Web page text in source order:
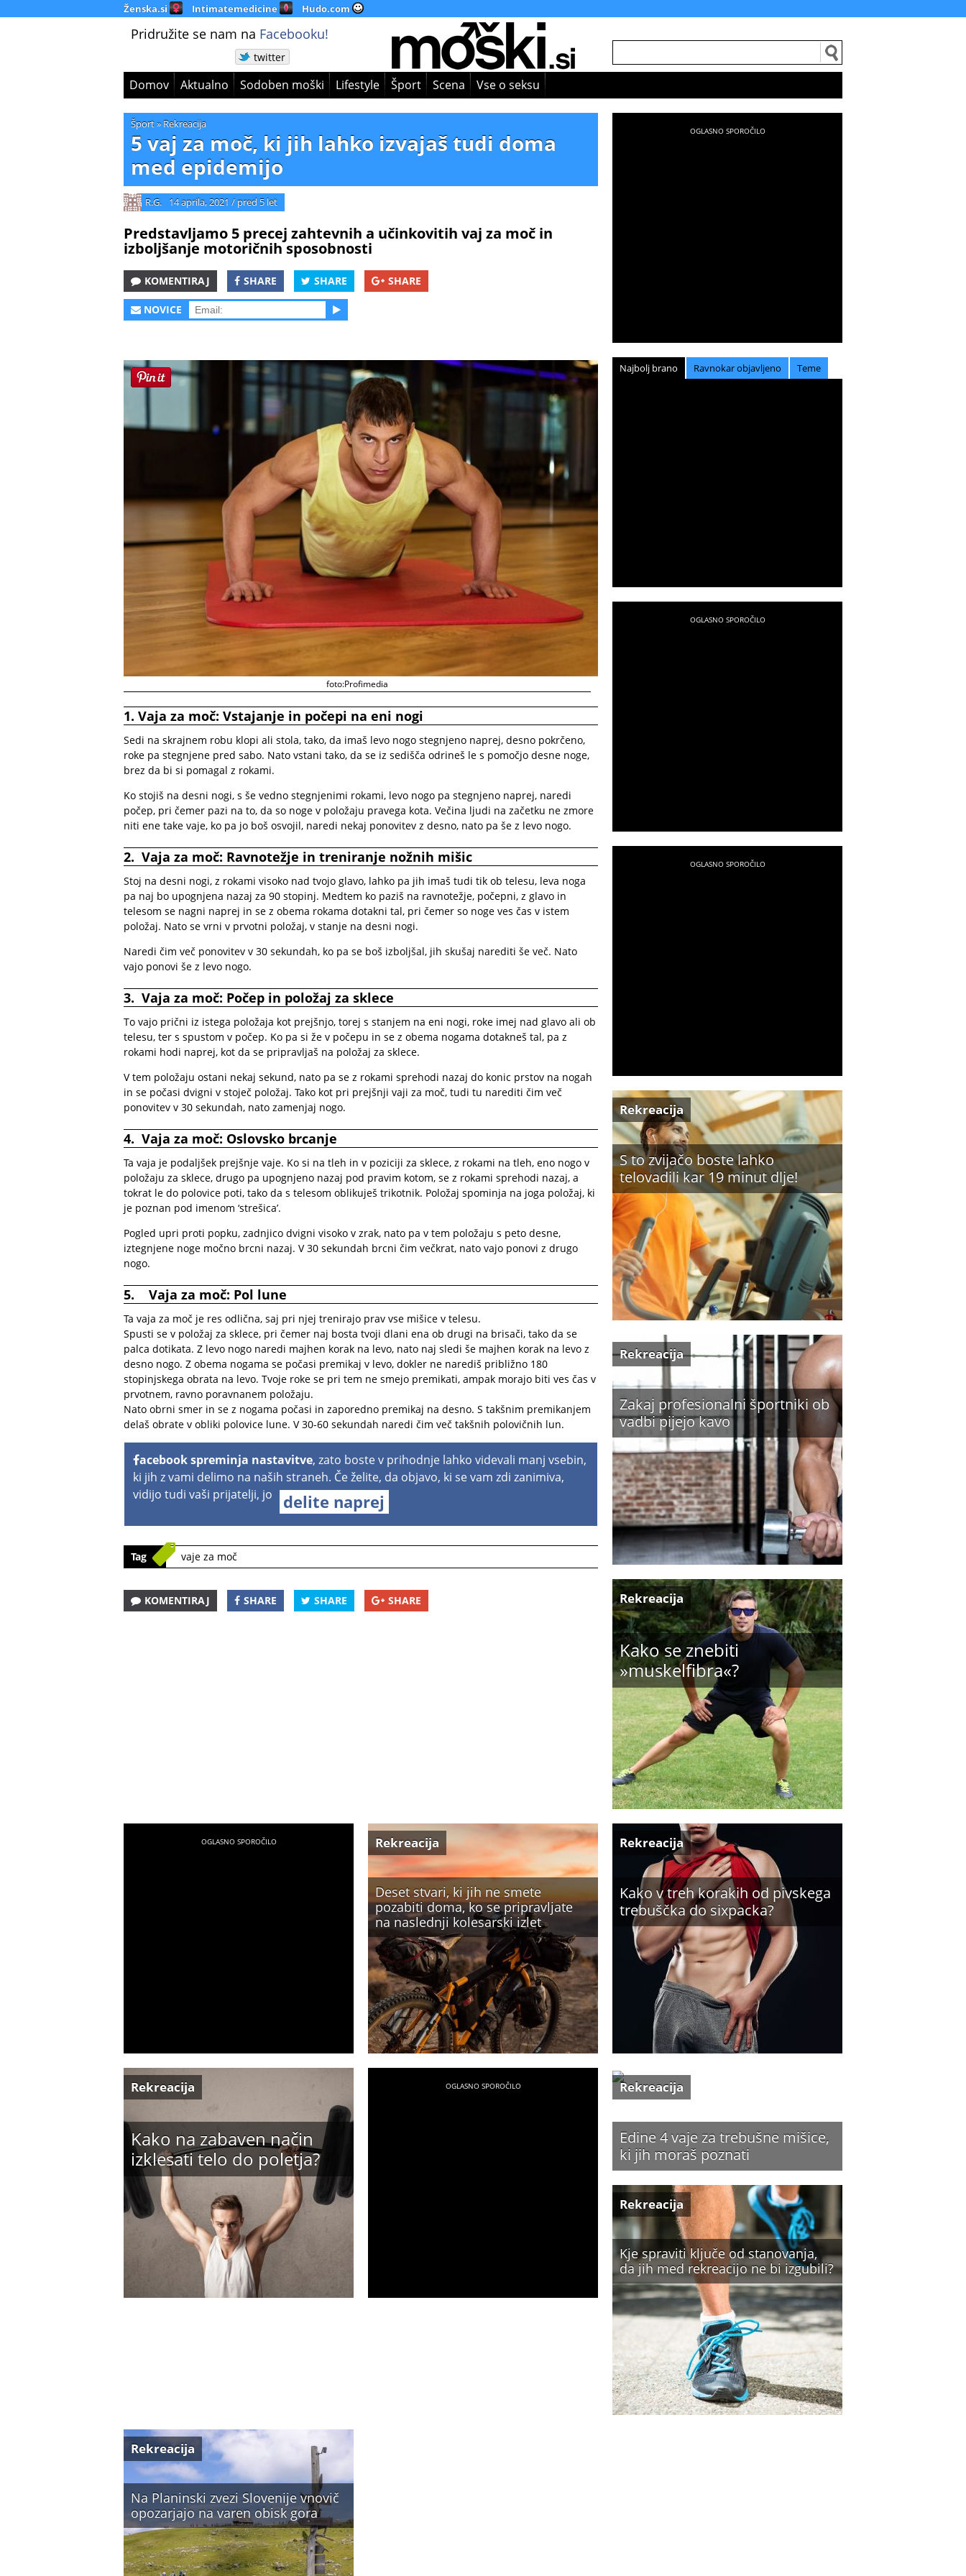
Ženska.si Intimatemedicine Hudo.com
Pridružite se nam na Facebooku!
twitter
Domov Aktualno Sodoben moški Lifestyle Šport Scena Vse o seksu
Šport» Rekreacija
5 vaj za moč, ki jih lahko izvajaš tudi doma
med epidemijo
R.G. 14 aprila, 2021 / pred 5 let
Predstavljamo 5 precej zahtevnih a učinkovitih vaj za moč in
izboljšanje motoričnih sposobnosti
KOMENTIRAJ SHARE SHARE SHARE
NOVICE
foto:Profimedia
1. Vaja za moč: Vstajanje in počepi na eni nogi
Sedi na skrajnem robu klopi ali stola, tako, da imaš levo nogo stegnjeno naprej, desno pokrčeno,
roke pa stegnjene pred sabo. Nato vstani tako, da se iz sedišča odrineš le s pomočjo desne noge,
brez da bi si pomagal z rokami.
Ko stojiš na desni nogi, s še vedno stegnjenimi rokami, levo nogo pa stegnjeno naprej, naredi
počep, pri čemer pazi na to, da so noge v položaju pravega kota. Večina ljudi na začetku ne zmore
niti ene take vaje, ko pa jo boš osvojil, naredi nekaj ponovitev z desno, nato pa še z levo nogo.
2. Vaja za moč: Ravnotežje in treniranje nožnih mišic
Stoj na desni nogi, z rokami visoko nad tvojo glavo, lahko pa jih imaš tudi tik ob telesu, leva noga
pa naj bo upognjena nazaj za 90 stopinj. Medtem ko paziš na ravnotežje, počepni, z glavo in
telesom se nagni naprej in se z obema rokama dotakni tal, pri čemer so noge ves čas v istem
položaj. Nato se vrni v prvotni položaj, v stanje na desni nogi.
Naredi čim več ponovitev v 30 sekundah, ko pa se boš izboljšal, jih skušaj narediti še več. Nato
vajo ponovi še z levo nogo.
3. Vaja za moč: Počep in položaj za sklece
To vajo prični iz istega položaja kot prejšnjo, torej s stanjem na eni nogi, roke imej nad glavo ali ob
telesu, ter s spustom v počep. Ko pa si že v počepu in se z obema nogama dotakneš tal, pa z
rokami hodi naprej, kot da se pripravljaš na položaj za sklece.
V tem položaju ostani nekaj sekund, nato pa se z rokami sprehodi nazaj do konic prstov na nogah
in se počasi dvigni v stoječ položaj. Tako kot pri prejšnji vaji za moč, tudi tu narediti čim več
ponovitev v 30 sekundah, nato zamenjaj nogo.
4. Vaja za moč: Oslovsko brcanje
Ta vaja je podaljšek prejšnje vaje. Ko si na tleh in v poziciji za sklece, z rokami na tleh, eno nogo v
položaju za sklece, drugo pa upognjeno nazaj pod pravim kotom, se z rokami sprehodi nazaj, a
tokrat le do polovice poti, tako da s telesom oblikuješ trikotnik. Položaj spominja na joga položaj, ki
je poznan pod imenom ‘strešica’.
Pogled upri proti popku, zadnjico dvigni visoko v zrak, nato pa v tem položaju s peto desne,
iztegnjene noge močno brcni nazaj. V 30 sekundah brcni čim večkrat, nato vajo ponovi z drugo
nogo.
5. Vaja za moč: Pol lune
Ta vaja za moč je res odlična, saj pri njej trenirajo prav vse mišice v telesu.
Spusti se v položaj za sklece, pri čemer naj bosta tvoji dlani ena ob drugi na brisači, tako da se
palca dotikata. Z levo nogo naredi majhen korak na levo, nato naj sledi še majhen korak na levo z
desno nogo. Z obema nogama se počasi premikaj v levo, dokler ne narediš približno 180
stopinjskega obrata na levo. Tvoje roke se pri tem ne smejo premikati, ampak morajo biti ves čas v
prvotnem, ravno poravnanem položaju.
Nato obrni smer in se z nogama počasi in zaporedno premikaj na desno. S takšnim premikanjem
delaš obrate v obliki polovice lune. V 30-60 sekundah naredi čim več takšnih polovičnih lun.
acebook spreminja nastavitve, zato boste v prihodnje lahko videvali manj vsebin,
ki jih z vami delimo na naših straneh. Če želite, da objavo, ki se vam zdi zanimiva,
vidijo tudi vaši prijatelji, jo
delite naprej
Tag vaje za moč
KOMENTIRAJ SHARE SHARE SHARE
Najbolj brano Ravnokar objavljeno Teme
S to zvijačo boste lahko
telovadili kar 19 minut dlje!
Rekreacija
Zakaj profesionalni športniki ob
vadbi pijejo kavo
Rekreacija
Kako se znebiti
»muskelfibra«?
Rekreacija
Deset stvari, ki jih ne smete
pozabiti doma, ko se pripravljate
na naslednji kolesarski izlet
Rekreacija
Kako v treh korakih od pivskega
trebuščka do sixpacka?
Rekreacija
Kako na zabaven način
izklesati telo do poletja?
Rekreacija
Edine 4 vaje za trebušne mišice,
ki jih moraš poznati
Rekreacija
Kje spraviti ključe od stanovanja,
da jih med rekreacijo ne bi izgubili?
Rekreacija
Na Planinski zvezi Slovenije vnovič
opozarjajo na varen obisk gora
Rekreacija